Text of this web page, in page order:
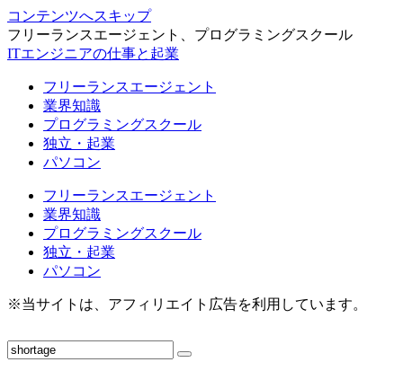
コンテンツへスキップ
フリーランスエージェント、プログラミングスクール
ITエンジニアの仕事と起業
フリーランスエージェント
業界知識
プログラミングスクール
独立・起業
パソコン
フリーランスエージェント
業界知識
プログラミングスクール
独立・起業
パソコン
※当サイトは、アフィリエイト広告を利用しています。